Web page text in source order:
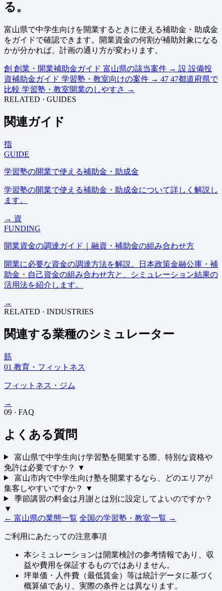
る。
富山県で中学生向けを開業するときに使える補助金・助成金
をガイドで確認できます。開業資金の何割が補助対象になる
かが分かれば、計画の通り方が変わります。
創 創業・開業補助金ガイド 富山県の該当案件 → 設 設備投
資補助金ガイド 学習塾・教室向けの案件 → 47 47都道府県で
比較 学習塾・教室開業のしやすさ →
RELATED · GUIDES
関連ガイド
指
GUIDE
学習塾の開業で使える補助金・助成金
学習塾の開業で使える補助金・助成金について詳しく解説し
ます。
→ 資
FUNDING
開業資金の調達ガイド｜融資・補助金の組み合わせ方
開業に必要な資金の調達方法を解説。日本政策金融公庫・補
助金・自己資金の組み合わせ方と、シミュレーション結果の
活用法を紹介します。
→
RELATED · INDUSTRIES
関連する業種のシミュレーター
筋
01 教育・フィットネス
フィットネス・ジム
→
09 · FAQ
よくある質問
富山県で中学生向け学習塾を開業する際、特別な資格や
免許は必要ですか？
▼
富山市内で中学生向け塾を開業するなら、どのエリアが
集客しやすいですか？
▼
季節講習の料金は月謝とは別に設定してよいのですか？
▼
← 富山県の業態一覧 全国の学習塾・教室一覧 →
ご利用にあたっての注意事項
本シミュレーションは開業検討の参考情報であり、収
益や費用を保証するものではありません。
坪単価・人件費（最低賃金）等は統計データに基づく
概算値であり、実際の条件とは異なります。